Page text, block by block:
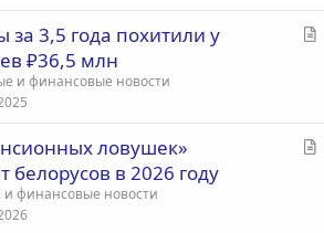
яС
я
за 3,5 года похитили у
₽36,5 млн
и финансовые новости
С
ловушек»
белорусов в 2026 году
финансовые новости